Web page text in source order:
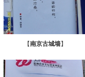
【南京古城墙】